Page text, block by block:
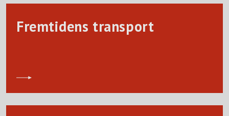
Fremtidens transport